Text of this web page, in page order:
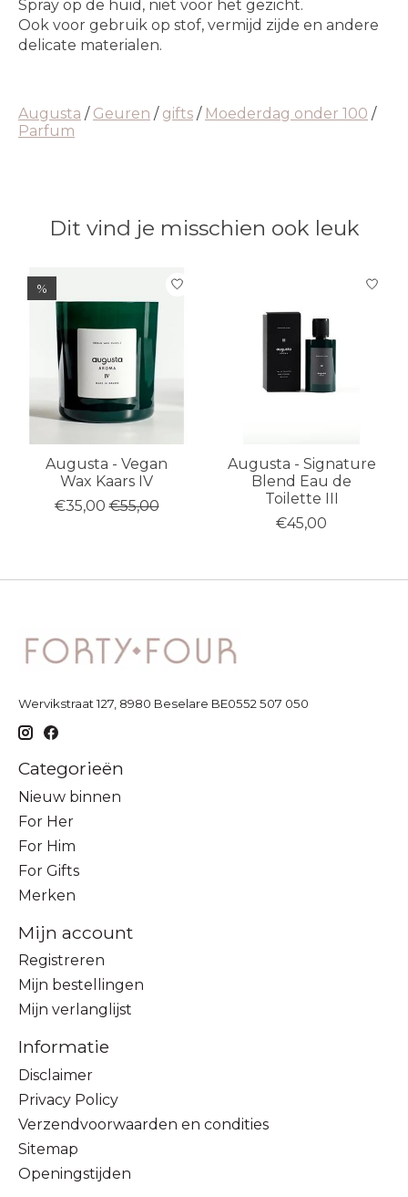
Spray op de huid, niet voor het gezicht.
Ook voor gebruik op stof, vermijd zijde en andere
delicate materialen.
Augusta / Geuren / gifts / Moederdag onder 100 /
Parfum
Dit vind je misschien ook leuk
Items van productcarrousel
%
Augusta - Vegan
Wax Kaars IV
€35,00 €55,00
Augusta - Signature
Blend Eau de
Toilette III
€45,00
Wervikstraat 127, 8980 Beselare BE0552 507 050
Categorieën
Nieuw binnen
For Her
For Him
For Gifts
Merken
Mijn account
Registreren
Mijn bestellingen
Mijn verlanglijst
Informatie
Disclaimer
Privacy Policy
Verzendvoorwaarden en condities
Sitemap
Openingstijden